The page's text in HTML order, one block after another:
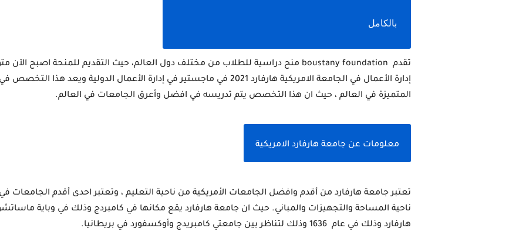
المتميزة في العالم ، حيث ان هذا التخصص يتم تدريسه في افضل وأعرق الجامعات في العالم.
معلومات عن جامعة هارفارد الامريكية
هارفارد وذلك في عام  1636 وذلك لتناظر بين جامعتي كامبريدج وأوكسفورد في بريطانيا.